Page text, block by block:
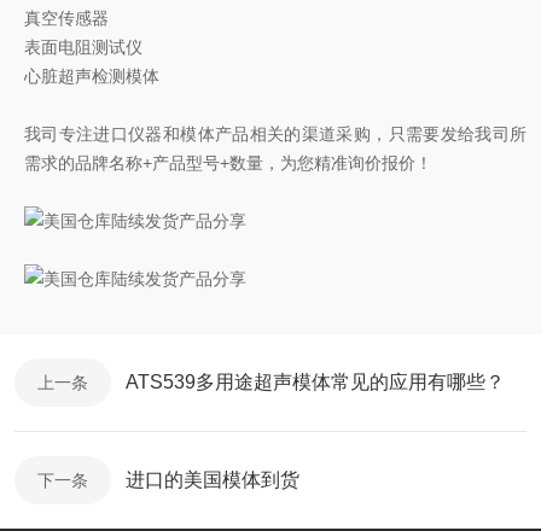
真空传感器
表面电阻测试仪
心脏超声检测模体
我司专注进口仪器和模体产品相关的渠道采购，只需要发给我司所
需求的品牌名称+产品型号+数量，为您精准询价报价！
上一条 ATS539多用途超声模体常见的应用有哪些？
下一条 进口的美国模体到货